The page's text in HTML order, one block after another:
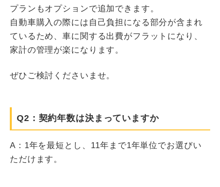
プランもオプションで追加できます。
自動車購入の際には自己負担になる部分が含まれ
ているため、車に関する出費がフラットになり、
家計の管理が楽になります。
ぜひご検討くださいませ。
Q2：契約年数は決まっていますか
A：1年を最短とし、11年まで1年単位でお選びい
ただけます。